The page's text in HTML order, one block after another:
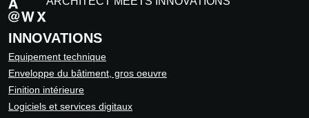
INNOVATIONS
Equipement technique
Enveloppe du bâtiment, gros oeuvre
Finition intérieure
Logiciels et services digitaux